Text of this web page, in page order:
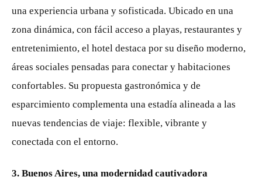
una experiencia urbana y sofisticada. Ubicado en una
zona dinámica, con fácil acceso a playas, restaurantes y
entretenimiento, el hotel destaca por su diseño moderno,
áreas sociales pensadas para conectar y habitaciones
confortables. Su propuesta gastronómica y de
esparcimiento complementa una estadía alineada a las
nuevas tendencias de viaje: flexible, vibrante y
conectada con el entorno.
3. Buenos Aires, una modernidad cautivadora